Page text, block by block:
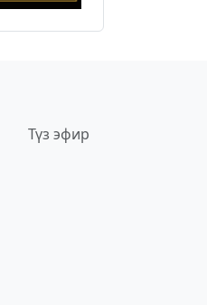
Түз эфир